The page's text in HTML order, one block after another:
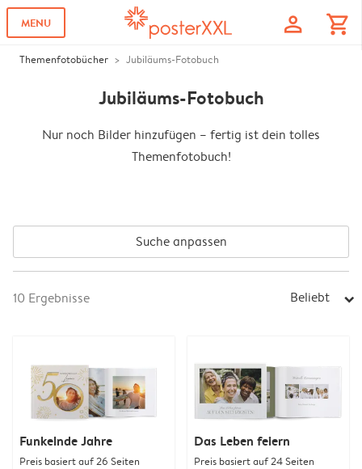
MENU profile shopping_cart
Themenfotobücher Jubiläums-Fotobuch
Jubiläums-Fotobuch
Nur noch Bilder hinzufügen – fertig ist dein tolles
Themenfotobuch!
Suche anpassen
10 Ergebnisse Beliebt arrow_right
Funkelnde Jahre
Preis basiert auf 26 Seiten
Das Leben feiern
Preis basiert auf 24 Seiten